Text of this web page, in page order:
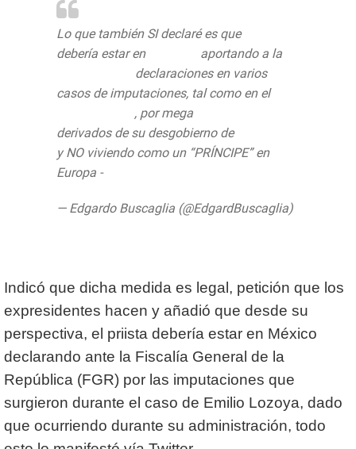
Lo que también SI declaré es que
debería estar en
aportando a la
declaraciones en varios
casos de imputaciones, tal como en el
, por mega
derivados de su desgobierno de
y NO viviendo como un “PRÍNCIPE” en
Europa -
— Edgardo Buscaglia (@EdgardBuscaglia)
Indicó que dicha medida es legal, petición que los
expresidentes hacen y añadió que desde su
perspectiva, el priista debería estar en México
declarando ante la Fiscalía General de la
República (FGR) por las imputaciones que
surgieron durante el caso de Emilio Lozoya, dado
que ocurriendo durante su administración, todo